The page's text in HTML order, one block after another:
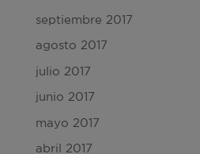
septiembre 2017
agosto 2017
julio 2017
junio 2017
mayo 2017
abril 2017